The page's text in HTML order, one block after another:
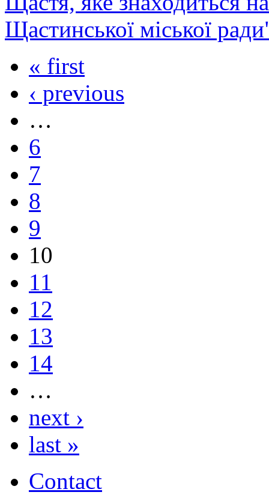
Щастинської міської
« first
‹ previous
…
6
7
8
9
10
11
12
13
14
…
next ›
last »
Contact